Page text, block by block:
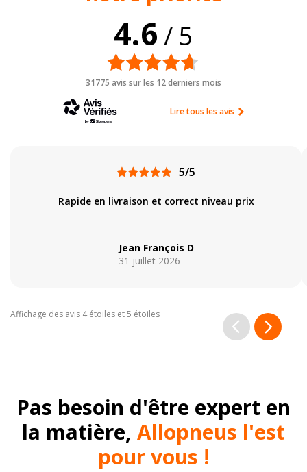
4.6 / 5
31775 avis sur les 12 derniers mois
Lire tous les avis
5/5
Rapide en livraison et correct niveau prix
Jean François D
31 juillet 2026
Affichage des avis 4 étoiles et 5 étoiles
Pas besoin d'être expert en
la matière, Allopneus l'est
pour vous !